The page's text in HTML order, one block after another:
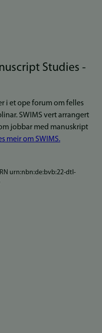
Studies -
i et ope forum om felles
SWIMS vert arrangert
jobbar med manuskript
meir om SWIMS.
urn:nbn:de:bvb:22-dtl-